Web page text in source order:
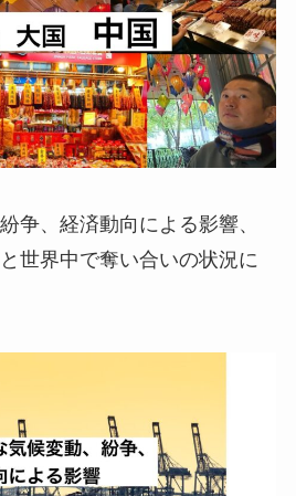
争、経済動向による影響、
世界中で奪い合いの状況に